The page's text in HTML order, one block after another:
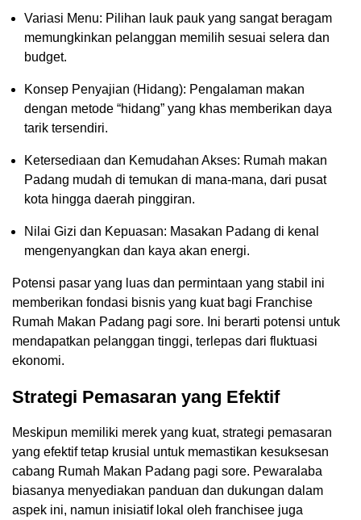
Variasi Menu: Pilihan lauk pauk yang sangat beragam
memungkinkan pelanggan memilih sesuai selera dan
budget.
Konsep Penyajian (Hidang): Pengalaman makan
dengan metode “hidang” yang khas memberikan daya
tarik tersendiri.
Ketersediaan dan Kemudahan Akses: Rumah makan
Padang mudah di temukan di mana-mana, dari pusat
kota hingga daerah pinggiran.
Nilai Gizi dan Kepuasan: Masakan Padang di kenal
mengenyangkan dan kaya akan energi.
Potensi pasar yang luas dan permintaan yang stabil ini
memberikan fondasi bisnis yang kuat bagi Franchise
Rumah Makan Padang pagi sore. Ini berarti potensi untuk
mendapatkan pelanggan tinggi, terlepas dari fluktuasi
ekonomi.
Strategi Pemasaran yang Efektif
Meskipun memiliki merek yang kuat, strategi pemasaran
yang efektif tetap krusial untuk memastikan kesuksesan
cabang Rumah Makan Padang pagi sore. Pewaralaba
biasanya menyediakan panduan dan dukungan dalam
aspek ini, namun inisiatif lokal oleh franchisee juga